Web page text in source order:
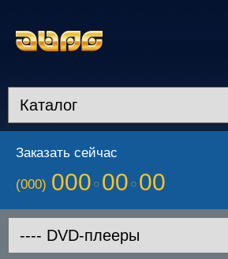
Заказать сейчас
(000) 000 00 00